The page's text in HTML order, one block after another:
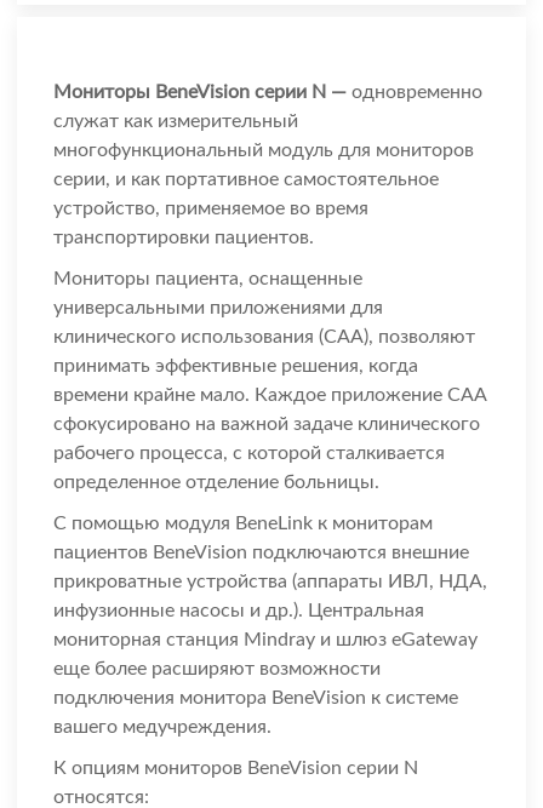
Мониторы BeneVision серии N — одновременно
служат как измерительный
многофункциональный модуль для мониторов
серии, и как портативное самостоятельное
устройство, применяемое во время
транспортировки пациентов.
Мониторы пациента, оснащенные
универсальными приложениями для
клинического использования (CAA), позволяют
принимать эффективные решения, когда
времени крайне мало. Каждое приложение CAA
сфокусировано на важной задаче клинического
рабочего процесса, с которой сталкивается
определенное отделение больницы.
С помощью модуля BeneLink к мониторам
пациентов BeneVision подключаются внешние
прикроватные устройства (аппараты ИВЛ, НДА,
инфузионные насосы и др.). Центральная
мониторная станция Mindray и шлюз eGateway
еще более расширяют возможности
подключения монитора BeneVision к системе
вашего медучреждения.
К опциям мониторов BeneVision серии N
относятся: